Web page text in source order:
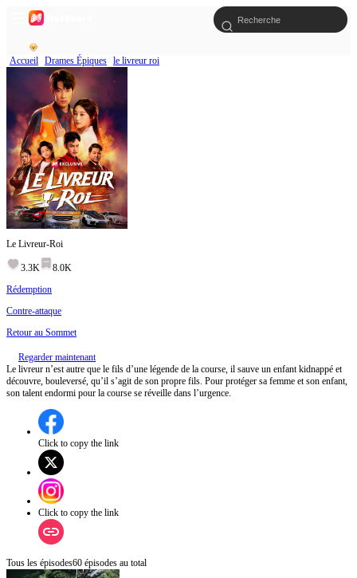
Accueil Drames Épiques le livreur roi
Le Livreur-Roi
3.3K
8.0K
Rédemption
Contre-attaque
Retour au Sommet
Regarder maintenant
Le livreur n’est autre que le fils d’une légende de la course, il sauve un enfant kidnappé et
découvre, bouleversé, qu’il s’agit de son propre fils. Pour protéger sa femme et son enfant,
son talent endormi pour la course se réveille dans l’urgence.
Click to copy the link
Click to copy the link
Tous les épisodes60 épisodes au total